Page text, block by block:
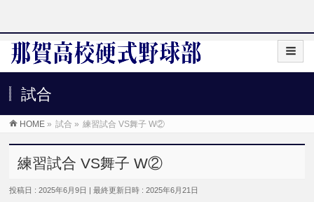
試合
HOME » 試合 » 練習試合 VS舞子 W②
練習試合 VS舞子 W②
投稿日 : 2025年6月9日 最終更新日時 : 2025年6月21日